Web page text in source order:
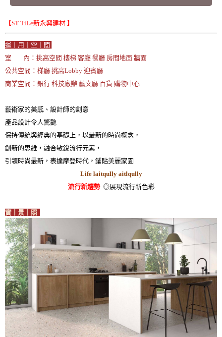
【ST TiLe新永興建材 】
運｜用｜空｜間
室 內：挑高空間 樓梯 客廳 餐廳 房間地面 牆面
公共空間：梯廳 挑高Lobby 迎賓廳
商業空間：銀行 科技廠辦 藝文廳 百貨 購物中心
藝術家的美感、設計師的創意
產品設計令人驚艷
保持傳統與經典的基礎上，以最新的時尚概念，
創新的思維，融合敏銳流行元素，
引領時尚最新，表達摩登時代，鋪貼美麗家園
Life laitqully aitlqully
流行新趨勢 ◎展現流行新色彩
實｜景｜照